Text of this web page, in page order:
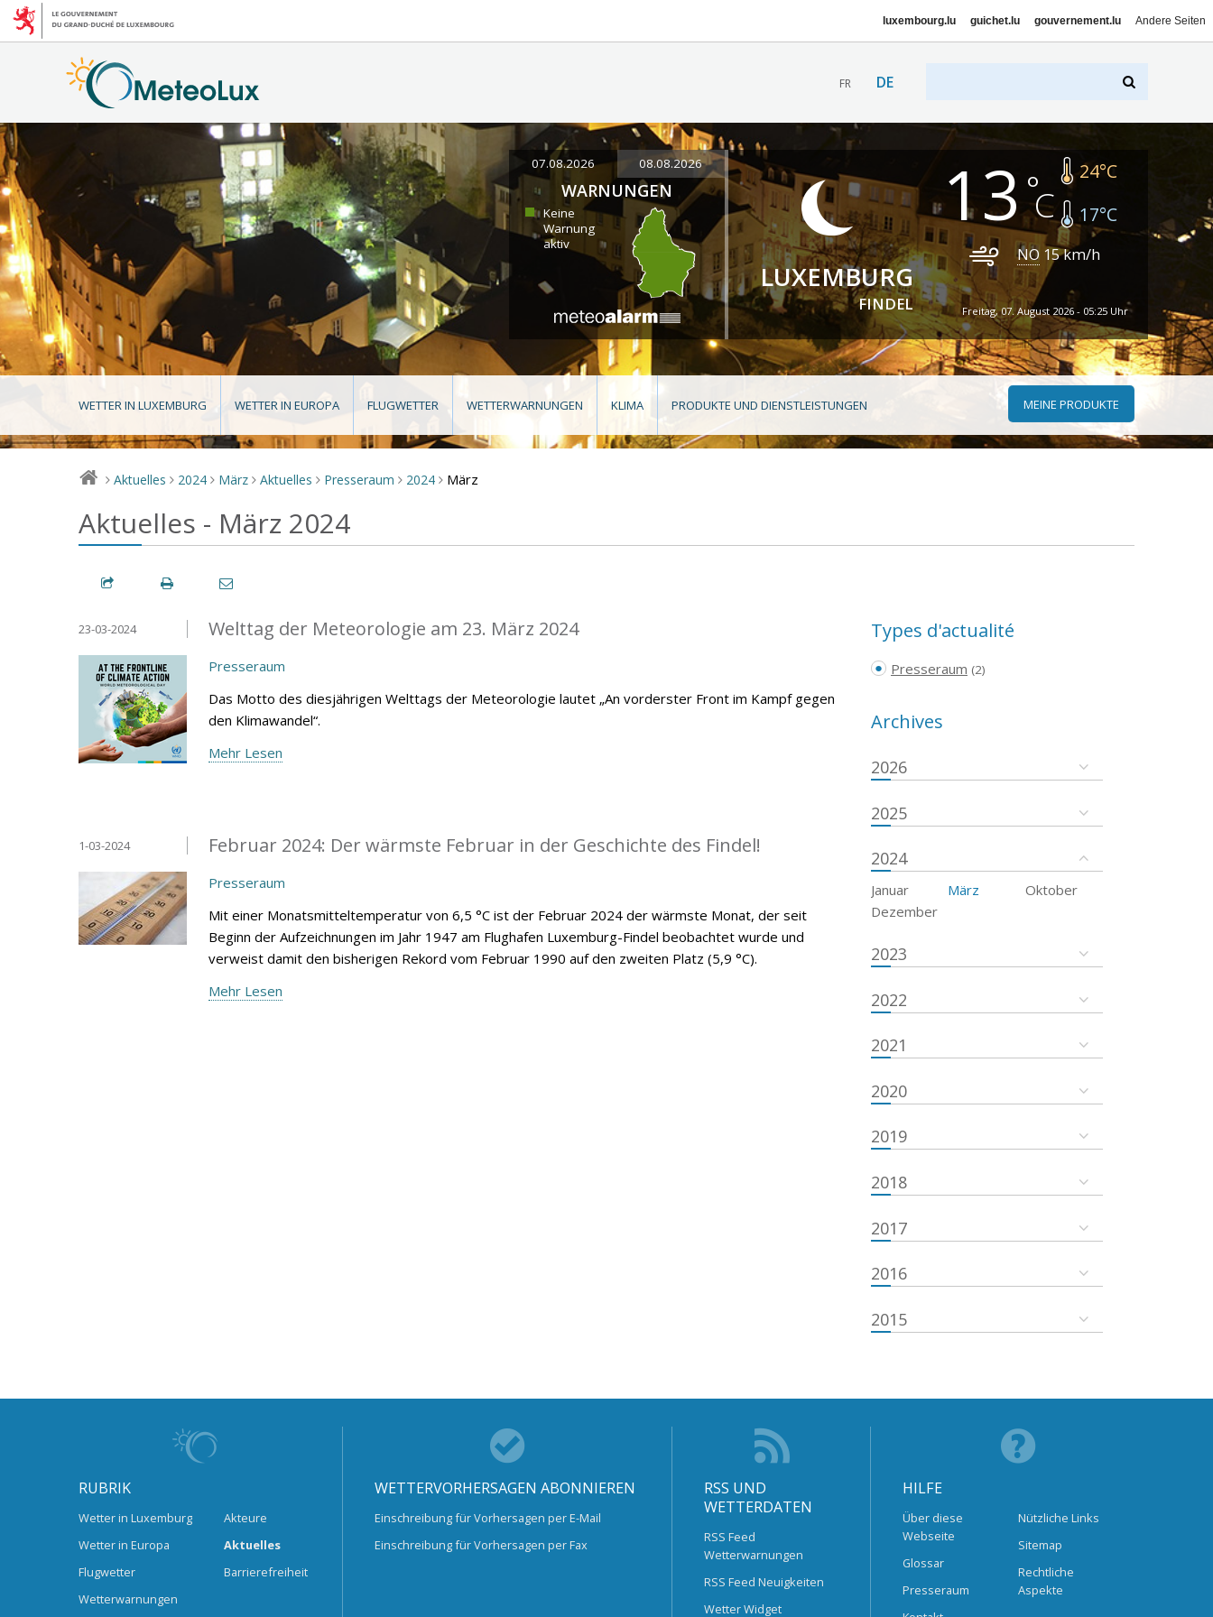
luxembourg.lu guichet.lu gouvernement.lu Andere Seiten
FR DE
07.08.2026 08.08.2026
WARNUNGEN
Keine
Warnung
aktiv
LUXEMBURG
FINDEL
13 24°C
17°C
NO 15km/h
Freitag, 07. August 2026 - 05:25 Uhr
WETTER IN LUXEMBURG WETTER IN EUROPA FLUGWETTER WETTERWARNUNGEN KLIMA PRODUKTE UND DIENSTLEISTUNGEN MEINE PRODUKTE
> Aktuelles > 2024 > März > Aktuelles > Presseraum > 2024 > März
Aktuelles - März 2024
Welttag der Meteorologie am 23. März 2024
23-03-2024
Presseraum
Das Motto des diesjährigen Welttags der Meteorologie lautet „An vorderster Front im Kampf gegen
den Klimawandel“.
Mehr Lesen
Februar 2024: Der wärmste Februar in der Geschichte des Findel!
1-03-2024
Presseraum
Mit einer Monatsmitteltemperatur von 6,5 °C ist der Februar 2024 der wärmste Monat, der seit
Beginn der Aufzeichnungen im Jahr 1947 am Flughafen Luxemburg-Findel beobachtet wurde und
verweist damit den bisherigen Rekord vom Februar 1990 auf den zweiten Platz (5,9 °C).
Mehr Lesen
Types d'actualité
Presseraum (2)
Archives
2026
2025
2024
Januar März
Oktober
Dezember
2023
2022
2021
2020
2019
2018
2017
2016
2015
RUBRIK
Wetter in Luxemburg
Wetter in Europa
Flugwetter
Wetterwarnungen
Akteure
Aktuelles
Barrierefreiheit
WETTERVORHERSAGEN ABONNIEREN
Einschreibung für Vorhersagen per E-Mail
Einschreibung für Vorhersagen per Fax
RSS UND
WETTERDATEN
RSS Feed
Wetterwarnungen
RSS Feed Neuigkeiten
Wetter Widget
HILFE
Über diese
Webseite
Glossar
Presseraum
Nützliche Links
Sitemap
Rechtliche
Aspekte